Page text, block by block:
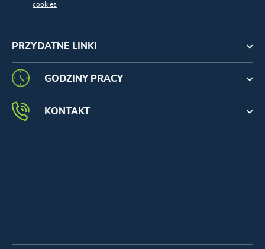
PRZYDATNE LINKI
cookies
GODZINY PRACY
KONTAKT